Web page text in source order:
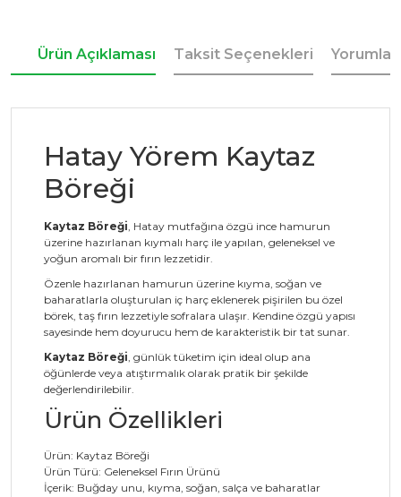
Ürün Açıklaması Taksit Seçenekleri Yorumlar
Hatay Yörem Kaytaz
Böreği
Kaytaz Böreği, Hatay mutfağına özgü ince hamurun
üzerine hazırlanan kıymalı harç ile yapılan, geleneksel ve
yoğun aromalı bir fırın lezzetidir.
Özenle hazırlanan hamurun üzerine kıyma, soğan ve
baharatlarla oluşturulan iç harç eklenerek pişirilen bu özel
börek, taş fırın lezzetiyle sofralara ulaşır. Kendine özgü yapısı
sayesinde hem doyurucu hem de karakteristik bir tat sunar.
Kaytaz Böreği, günlük tüketim için ideal olup ana
öğünlerde veya atıştırmalık olarak pratik bir şekilde
değerlendirilebilir.
Ürün Özellikleri
Ürün: Kaytaz Böreği
Ürün Türü: Geleneksel Fırın Ürünü
İçerik: Buğday unu, kıyma, soğan, salça ve baharatlar